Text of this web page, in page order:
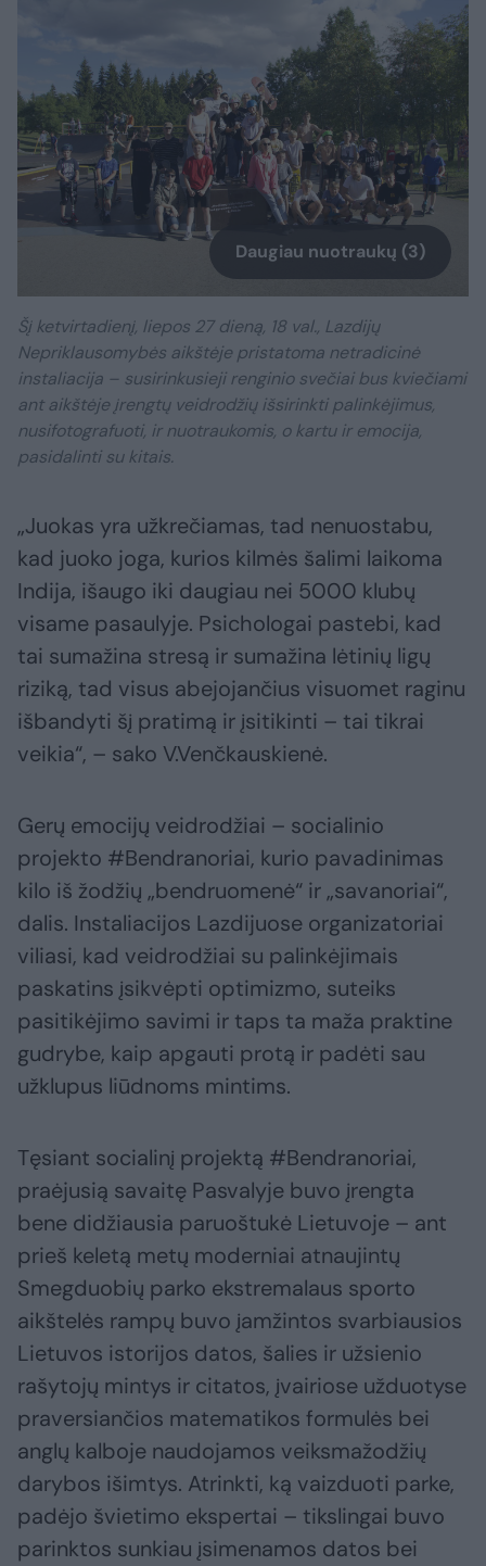
Daugiau nuotraukų (3)
Šį ketvirtadienį, liepos 27 dieną, 18 val., Lazdijų
Nepriklausomybės aikštėje pristatoma netradicinė
instaliacija – susirinkusieji renginio svečiai bus kviečiami
ant aikštėje įrengtų veidrodžių išsirinkti palinkėjimus,
nusifotografuoti, ir nuotraukomis, o kartu ir emocija,
pasidalinti su kitais.
„Juokas yra užkrečiamas, tad nenuostabu,
kad juoko joga, kurios kilmės šalimi laikoma
Indija, išaugo iki daugiau nei 5000 klubų
visame pasaulyje. Psichologai pastebi, kad
tai sumažina stresą ir sumažina lėtinių ligų
riziką, tad visus abejojančius visuomet raginu
išbandyti šį pratimą ir įsitikinti – tai tikrai
veikia“, – sako V.Venčkauskienė.
Gerų emocijų veidrodžiai – socialinio
projekto #Bendranoriai, kurio pavadinimas
kilo iš žodžių „bendruomenė“ ir „savanoriai“,
dalis. Instaliacijos Lazdijuose organizatoriai
viliasi, kad veidrodžiai su palinkėjimais
paskatins įsikvėpti optimizmo, suteiks
pasitikėjimo savimi ir taps ta maža praktine
gudrybe, kaip apgauti protą ir padėti sau
užklupus liūdnoms mintims.
Tęsiant socialinį projektą #Bendranoriai,
praėjusią savaitę Pasvalyje buvo įrengta
bene didžiausia paruoštukė Lietuvoje – ant
prieš keletą metų moderniai atnaujintų
Smegduobių parko ekstremalaus sporto
aikštelės rampų buvo įamžintos svarbiausios
Lietuvos istorijos datos, šalies ir užsienio
rašytojų mintys ir citatos, įvairiose užduotyse
praversiančios matematikos formulės bei
anglų kalboje naudojamos veiksmažodžių
darybos išimtys. Atrinkti, ką vaizduoti parke,
padėjo švietimo ekspertai – tikslingai buvo
parinktos sunkiau įsimenamos datos bei